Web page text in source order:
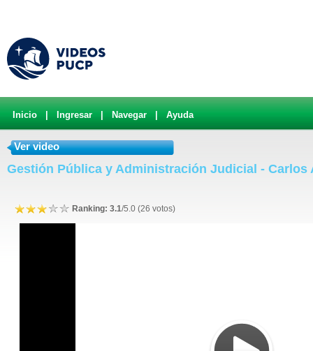
Inicio Ingresar Navegar Ayuda
Ver video
Gestión Pública y Administración Judicial - Carlos
Ranking: 3.1/5.0 (26 votos)